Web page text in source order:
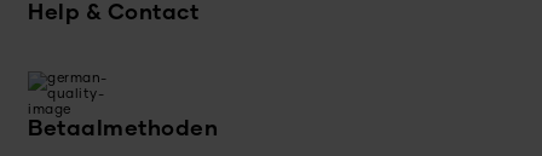
Help & Contact
Betaalmethoden